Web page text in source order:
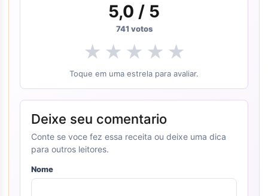
5,0 / 5
741 votos
★ ★ ★ ★ ★
Toque em uma estrela para avaliar.
Deixe seu comentario
Conte se voce fez essa receita ou deixe uma dica
para outros leitores.
Nome